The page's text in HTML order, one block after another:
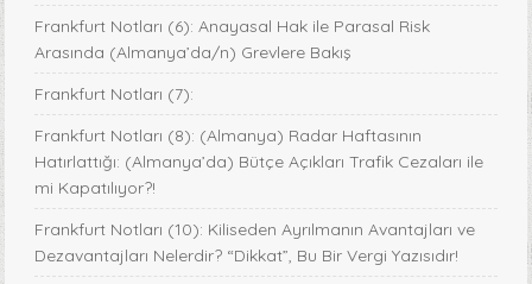
Frankfurt Notları (6): Anayasal Hak ile Parasal Risk
Arasında (Almanya’da/n) Grevlere Bakış
Frankfurt Notları (7):
Frankfurt Notları (8): (Almanya) Radar Haftasının
Hatırlattığı: (Almanya’da) Bütçe Açıkları Trafik Cezaları ile
mi Kapatılıyor?!
Frankfurt Notları (10): Kiliseden Ayrılmanın Avantajları ve
Dezavantajları Nelerdir? “Dikkat”, Bu Bir Vergi Yazısıdır!